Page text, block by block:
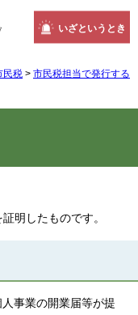
いざというとき
民税 > 市民税担当で発行する
明したものです。
事業の開業届等が提